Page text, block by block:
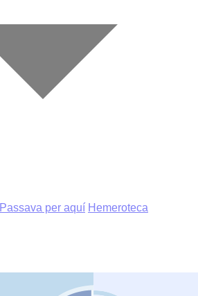
Passava per aquí Hemeroteca